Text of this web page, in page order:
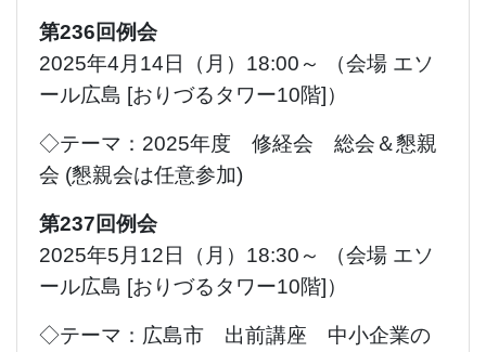
第236回例会
2025年4月14日（月）18:00～ （会場 エソ
ール広島 [おりづるタワー10階]）
◇テーマ：2025年度 修経会 総会＆懇親
会 (懇親会は任意参加)
第237回例会
2025年5月12日（月）18:30～ （会場 エソ
ール広島 [おりづるタワー10階]）
◇テーマ：広島市 出前講座 中小企業の